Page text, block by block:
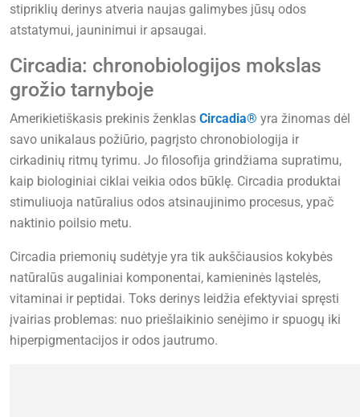
stipriklių derinys atveria naujas galimybes jūsų odos
atstatymui, jauninimui ir apsaugai.
Circadia: chronobiologijos mokslas
grožio tarnyboje
Amerikietiškasis prekinis ženklas Circadia® yra žinomas dėl
savo unikalaus požiūrio, pagrįsto chronobiologija ir
cirkadinių ritmų tyrimu. Jo filosofija grindžiama supratimu,
kaip biologiniai ciklai veikia odos būklę. Circadia produktai
stimuliuoja natūralius odos atsinaujinimo procesus, ypač
naktinio poilsio metu.
Circadia priemonių sudėtyje yra tik aukščiausios kokybės
natūralūs augaliniai komponentai, kamieninės ląstelės,
vitaminai ir peptidai. Toks derinys leidžia efektyviai spręsti
įvairias problemas: nuo priešlaikinio senėjimo ir spuogų iki
hiperpigmentacijos ir odos jautrumo.